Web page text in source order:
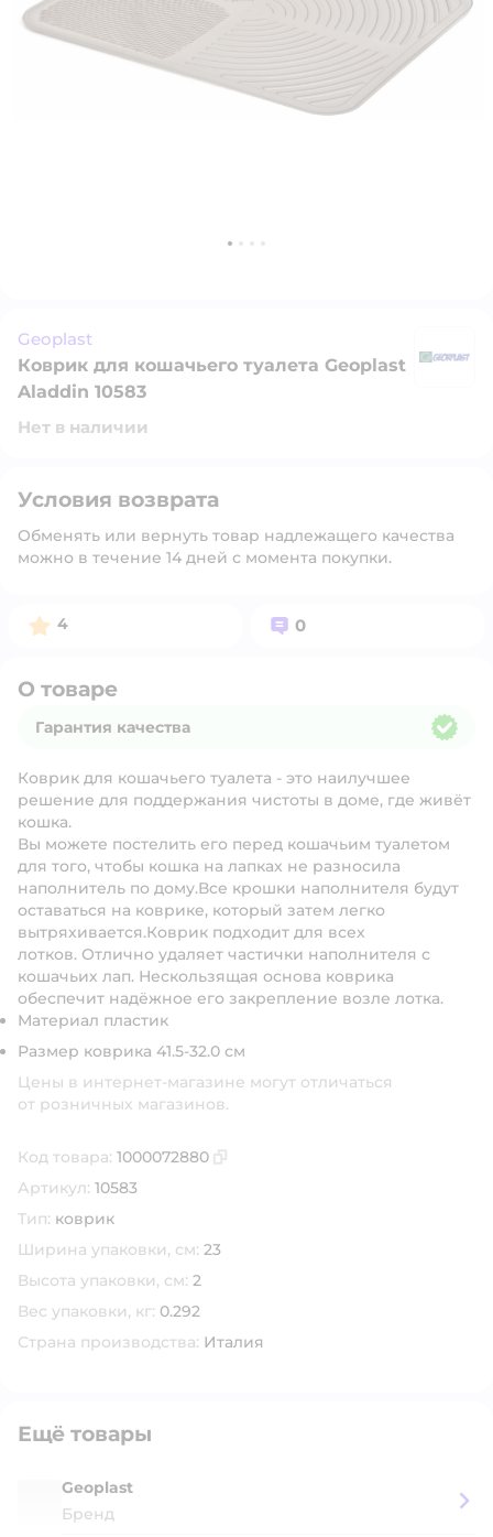
Geoplast
Коврик для кошачьего туалета Geoplast
Aladdin 10583
Нет в наличии
Условия возврата
Обменять или вернуть товар надлежащего качества
можно в течение 14 дней с момента покупки.
Рейтинг:
4 Вопросов:
0
О товаре
Гарантия качества
Коврик для кошачьего туалета - это наилучшее
решение для поддержания чистоты в доме, где живёт
кошка.
Вы можете постелить его перед кошачьим туалетом
для того, чтобы кошка на лапках не разносила
наполнитель по дому.Все крошки наполнителя будут
оставаться на коврике, который затем легко
вытряхивается.Коврик подходит для всех
лотков. Отлично удаляет частички наполнителя с
кошачьих лап. Нескользящая основа коврика
обеспечит надёжное его закрепление возле лотка.
Материал пластик
Размер коврика 41.5-32.0 см
Цены в интернет-магазине могут отличаться
от розничных магазинов.
Код товара: 1000072880
Артикул: 10583
Тип: коврик
Ширина упаковки, см: 23
Высота упаковки, см: 2
Вес упаковки, кг: 0.292
Страна производства: Италия
Ещё товары
Geoplast
Бренд